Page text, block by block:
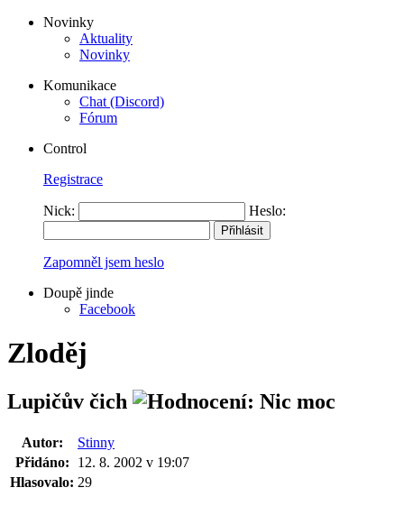
Novinky
Aktuality
Novinky
Komunikace
Chat (Discord)
Fórum
Control
Registrace
Nick: Heslo:
Zapomněl jsem heslo
Doupě jinde
Facebook
Zloděj
Lupičův čich
Autor:
Stinny
Přidáno:
12. 8. 2002 v 19:07
Hlasovalo: 29